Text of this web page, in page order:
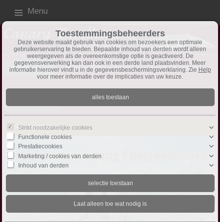
Menu
Vakantie verhuur Vakantiewoningen te huur 2 Objecten gevonden
Object-Nr. ↑
FeWo Fuerteventura
Toestemmingsbeheerders
Deze website maakt gebruik van cookies om bezoekers een optimale
gebruikerservaring te bieden. Bepaalde inhoud van derden wordt alleen
weergegeven als de overeenkomstige optie is geactiveerd. De
gegevensverwerking kan dan ook in een derde land plaatsvinden. Meer
informatie hierover vindt u in de gegevensbeschermingsverklaring. Zie Help
voor meer informatie over de implicaties van uw keuze.
Strikt noodzakelijke cookies
Functionele cookies
Prestatiecookies
Marketing / cookies van derden
Inhoud van derden